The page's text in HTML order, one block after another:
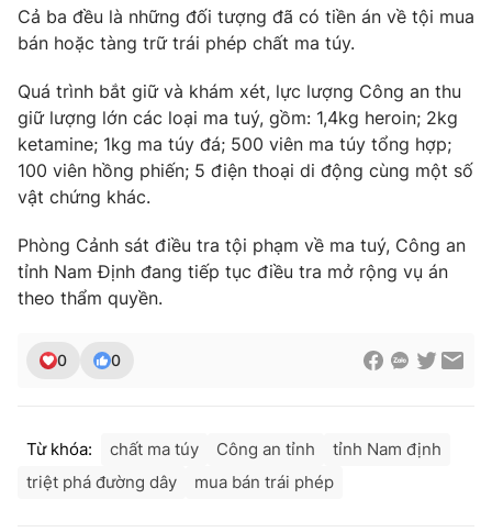
Photo Infographic
Video Shorts video
VTV Money VTV Thể thao
Thị trường 24h
VTV4 Vươn mình bằng AI
Liên hệ tòa soạn English
Cả ba đều là những đối tượng đã có tiền án về tội mua
bán hoặc tàng trữ trái phép chất ma túy.
Quá trình bắt giữ và khám xét, lực lượng Công an thu
giữ lượng lớn các loại ma tuý, gồm: 1,4kg heroin; 2kg
ketamine; 1kg ma túy đá; 500 viên ma túy tổng hợp;
100 viên hồng phiến; 5 điện thoại di động cùng một số
vật chứng khác.
Phòng Cảnh sát điều tra tội phạm về ma tuý, Công an
tỉnh Nam Định đang tiếp tục điều tra mở rộng vụ án
theo thẩm quyền.
0 0
Từ khóa: chất ma túy Công an tỉnh
tỉnh Nam định
triệt phá đường dây
mua bán trái phép